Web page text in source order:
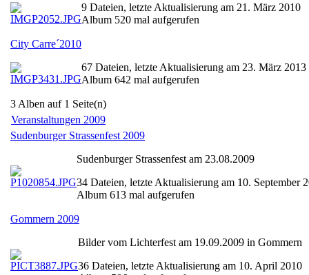
9 Dateien, letzte Aktualisierung am 21. März 2010
Album 520 mal aufgerufen
City Carre´2010
67 Dateien, letzte Aktualisierung am 23. März 2013
Album 642 mal aufgerufen
3 Alben auf 1 Seite(n)
Veranstaltungen 2009
Sudenburger Strassenfest 2009
Sudenburger Strassenfest am 23.08.2009
34 Dateien, letzte Aktualisierung am 10. September
Album 613 mal aufgerufen
Gommern 2009
Bilder vom Lichterfest am 19.09.2009 in Gommern
36 Dateien, letzte Aktualisierung am 10. April 2010